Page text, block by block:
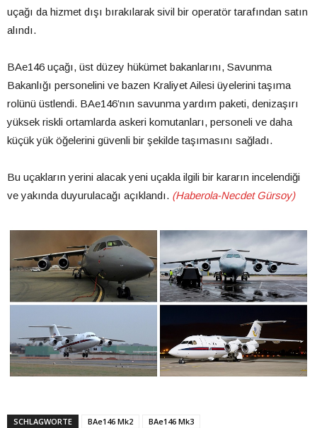
uçağı da hizmet dışı bırakılarak sivil bir operatör tarafından satın
alındı.
BAe146 uçağı, üst düzey hükümet bakanlarını, Savunma
Bakanlığı personelini ve bazen Kraliyet Ailesi üyelerini taşıma
rolünü üstlendi. BAe146’nın savunma yardım paketi, denizaşırı
yüksek riskli ortamlarda askeri komutanları, personeli ve daha
küçük yük öğelerini güvenli bir şekilde taşımasını sağladı.
Bu uçakların yerini alacak yeni uçakla ilgili bir kararın incelendiği
ve yakında duyurulacağı açıklandı. (Haberola-Necdet Gürsoy)
SCHLAGWORTE BAe146 Mk2
BAe146 Mk3